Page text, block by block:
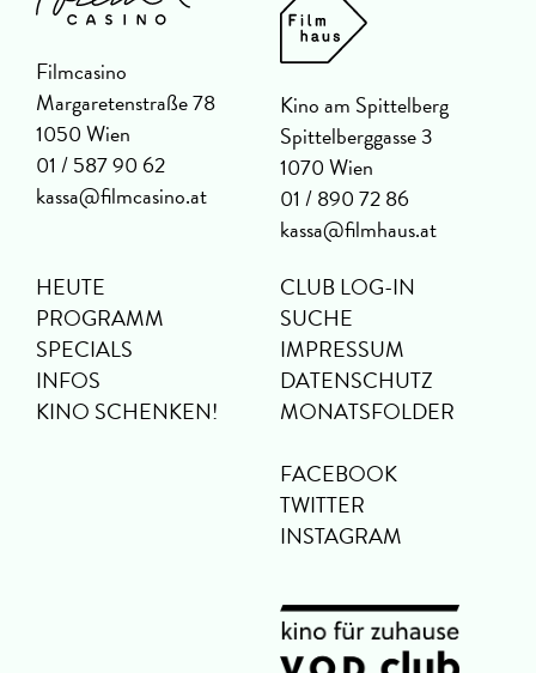
Filmcasino
Margaretenstraße 78
1050 Wien
01 / 587 90 62
kassa@filmcasino.at
Kino am Spittelberg
Spittelberggasse 3
1070 Wien
01 / 890 72 86
kassa@filmhaus.at
HEUTE
PROGRAMM
SPECIALS
INFOS
KINO SCHENKEN!
CLUB LOG-IN
SUCHE
IMPRESSUM
DATENSCHUTZ
MONATSFOLDER
FACEBOOK
TWITTER
INSTAGRAM